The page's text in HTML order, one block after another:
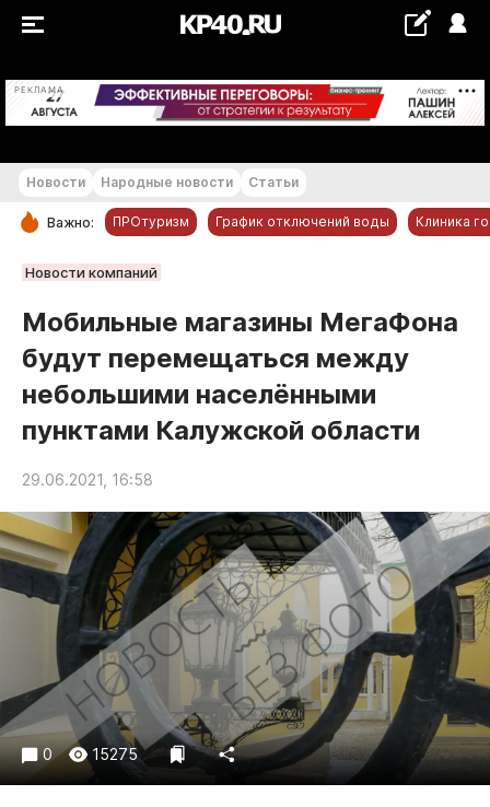
РЕКЛАМА +18...+19 °С
РУБРИКИ
Обнинск
Статьи
Народные новости
Авто и транспорт
Благоустройство
Культура
Недвижимость и ЖКХ
Образование
Общество
Погода
Праздники
Происшествия
Спорт
Новости Народные новости Статьи
Важно: ПРОтуризм График отключений воды Клиника
Новости компаний
Мобильные магазины МегаФона
будут перемещаться между
небольшими населёнными
пунктами Калужской области
29.06.2021, 16:58
0 15275